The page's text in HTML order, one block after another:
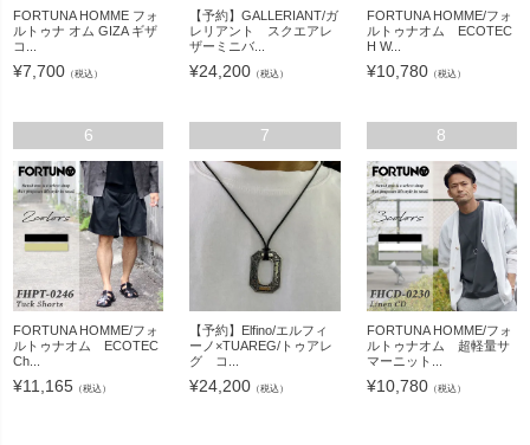
FORTUNA HOMME フォ
ルトゥナ オム GIZA ギザ
コ...
¥7,700 （税込）
【予約】GALLERIANT/ガ
レリアント スクエアレ
ザーミニバ...
¥24,200 （税込）
FORTUNA HOMME/フォ
ルトゥナオム ECOTEC
H W...
¥10,780（税込）
6
FORTUNA HOMME/フォ
ルトゥナオム ECOTEC
Ch...
¥11,165 （税込）
7
【予約】Elfino/エルフィ
ーノ×TUAREG/トゥアレ
グ コ...
¥24,200 （税込）
8
FORTUNA HOMME/フォ
ルトゥナオム 超軽量サ
マーニット...
¥10,780（税込）